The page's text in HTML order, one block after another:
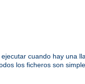
cuando hay una
los ficheros son